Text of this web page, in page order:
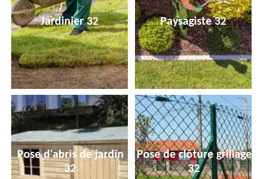
Jardinier 32 Paysagiste 32
Pose d'abris de jardin
32
Pose de clôture grillage
32